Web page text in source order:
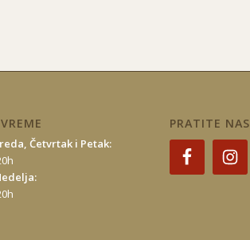
Četvrtak i Petak:
PRATITE NAS